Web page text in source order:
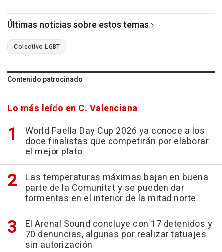
Últimas noticias sobre estos temas
Colectivo LGBT
Contenido patrocinado
Lo más leído en C. Valenciana
World Paella Day Cup 2026 ya conoce a los
doce finalistas que competirán por elaborar
el mejor plato
Las temperaturas máximas bajan en buena
parte de la Comunitat y se pueden dar
tormentas en el interior de la mitad norte
El Arenal Sound concluye con 17 detenidos y
70 denuncias, algunas por realizar tatuajes
sin autorización